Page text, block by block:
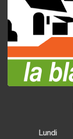
Lundi